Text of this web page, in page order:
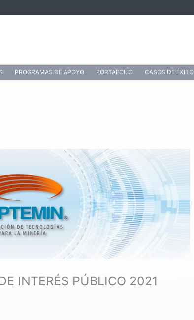
PROGRAMAS DE APOYO PORTAFOLIO CASOS DE ÉXITO
INTERÉS PÚBLICO 2021